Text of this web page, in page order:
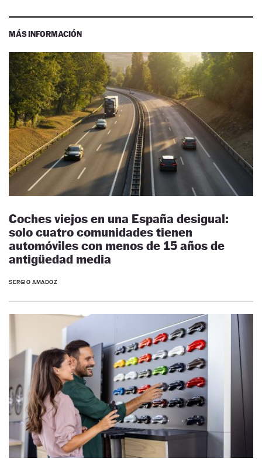
MÁS INFORMACIÓN
Coches viejos en una España desigual:
solo cuatro comunidades tienen
automóviles con menos de 15 años de
antigüedad media
SERGIO AMADOZ